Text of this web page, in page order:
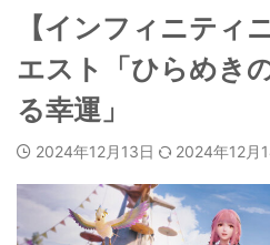
【インフィニティ
エスト「ひらめき
る幸運」
2024年12月13日 2024年12月